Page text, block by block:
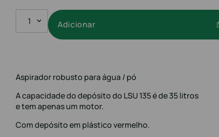
1 Adicionar
Aspirador robusto para água / pó
A capacidade do depósito do LSU 135 é de 35 litros
e tem apenas um motor.
Com depósito em plástico vermelho.